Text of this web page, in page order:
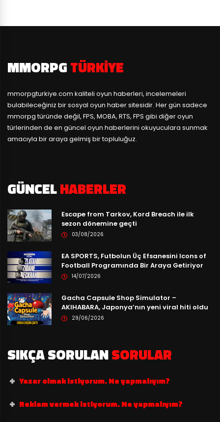
MMORPGTÜRKIYE
mmorpgturkiye.com kaliteli oyun haberleri, incelemeleri
bulabileceğiniz bir sosyal oyun haber sitesidir. Her gün sadece
mmorpg türünde değil, FPS, MOBA, RTS, FPS gibi diğer oyun
türlerinden de en güncel oyun haberlerini okuyuculara sunmak
amacıyla bir araya gelmiş bir topluluğuz.
GÜNCELHABERLER
Escape from Tarkov, Kord Breach ile ilk
sezon dönemine geçti
03/08/2026
EA SPORTS, Futbolun Üç Efsanesini Icons of
Football Programında Bir Araya Getiriyor
14/07/2026
Gacha Capsule Shop Simulator –
AKIHABARA, Japonya’nın yeni viral hiti oldu
29/06/2026
SIKÇA SORULANSORULAR
Yazar olmak istiyorum. Ne yapmalıyım?
Reklam vermek istiyorum. Ne yapmalıyım?